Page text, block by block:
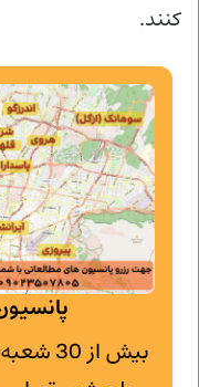
کنند.
بیش